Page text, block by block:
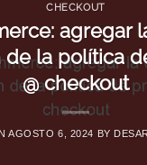
CHECKOUT
agregar
de la política
@ checkout
AGOSTO 6, 2024 BY